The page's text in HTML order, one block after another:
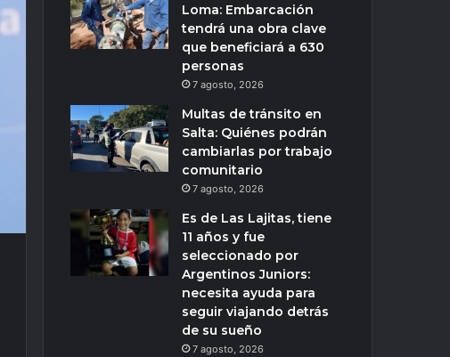
Loma: Embarcación
tendrá una obra clave
que beneficiará a 630
personas
7 agosto, 2026
Multas de tránsito en
Salta: Quiénes podrán
cambiarlas por trabajo
comunitario
7 agosto, 2026
Es de Las Lajitas, tiene
11 años y fue
seleccionado por
Argentinos Juniors:
necesita ayuda para
seguir viajando detrás
de su sueño
7 agosto, 2026